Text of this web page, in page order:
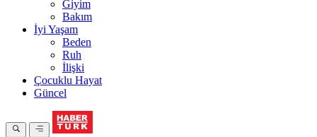
Giyim
Bakım
İyi Yaşam
Beden
Ruh
İlişki
Çocuklu Hayat
Güncel